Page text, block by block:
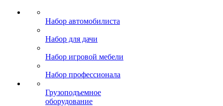
Набор автомобилиста
Набор для дачи
Набор игровой мебели
Набор профессионала
Грузоподъемное
оборудование